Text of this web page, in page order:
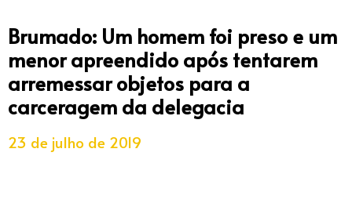
Brumado: Um homem foi preso e um
menor apreendido após tentarem
arremessar objetos para a
carceragem da delegacia
23 de julho de 2019